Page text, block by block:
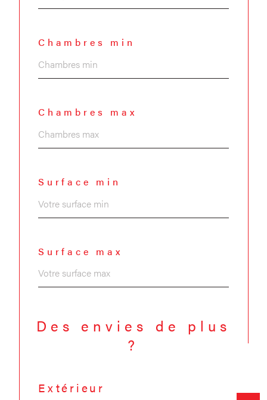
Chambres min
Chambres max
Surface min
Surface max
Des envies de plus
?
Extérieur